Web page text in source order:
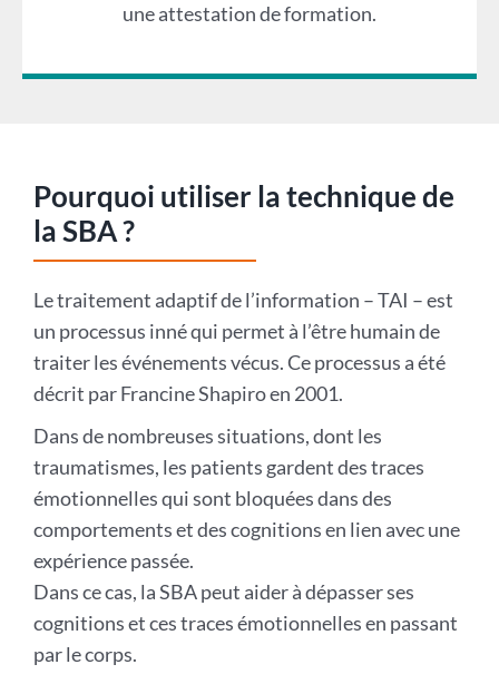
une attestation de formation.
Pourquoi utiliser la technique de
la SBA ?
Le traitement adaptif de l’information – TAI – est
un processus inné qui permet à l’être humain de
traiter les événements vécus. Ce processus a été
décrit par Francine Shapiro en 2001.
Dans de nombreuses situations, dont les
traumatismes, les patients gardent des traces
émotionnelles qui sont bloquées dans des
comportements et des cognitions en lien avec une
expérience passée.
Dans ce cas, la SBA peut aider à dépasser ses
cognitions et ces traces émotionnelles en passant
par le corps.